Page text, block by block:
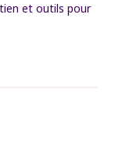
et outils pour